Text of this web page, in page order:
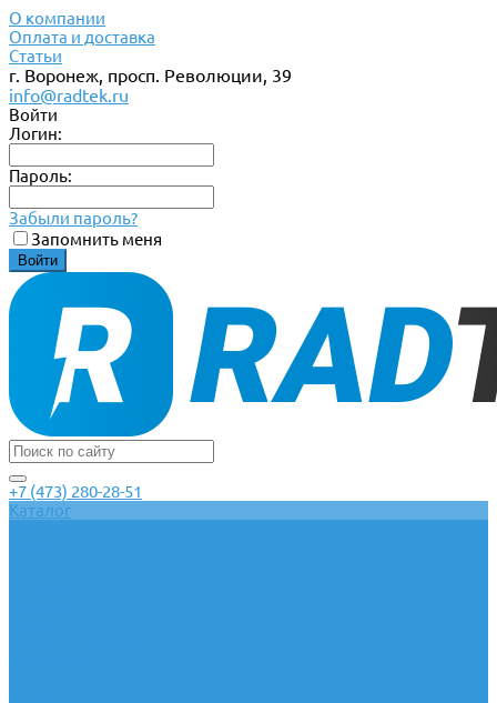
О компании
Оплата и доставка
Статьи
г. Воронеж, просп. Революции, 39
info@radtek.ru
Войти
Логин:
Пароль:
Забыли пароль?
Запомнить меня
+7 (473) 280-28-51
Каталог